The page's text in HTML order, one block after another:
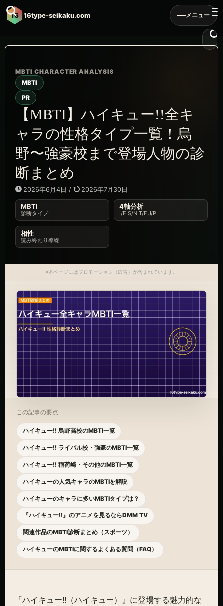
16 16type-seikaku.com メニュー
MBTI
PR
【MBTI】ハイキュー!!全キ
ャラの性格タイプ一覧！烏
野〜強豪校まで登場人物の診
断まとめ
2026年6月4日 / 2026年7月30日
MBTI
診断タイプ
4軸分析
I/E S/N T/F J/P
相性
読み終わり導線
※本ページにはプロモーション（広告）が含まれています。
この記事の要点
ハイキュー!! 烏野高校のMBTI一覧
ハイキュー!! ライバル校・強豪のMBTI一覧
ハイキュー!! 稲荷崎・その他のMBTI一覧
ハイキューの人気キャラのMBTIを解説
ハイキューのキャラに多いMBTIタイプは？
『ハイキュー!!』のアニメを見るならDMM TV
関連作品のMBTI診断まとめ（スポーツ）
ハイキューのMBTIに関するよくある質問（FAQ）
『ハイキュー!!（ハイキュー）』に登場する魅力的な